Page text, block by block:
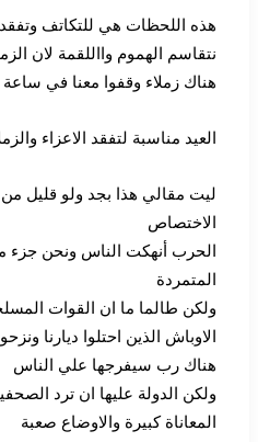
هذه اللحظات هي للتكاتف وتفقد
نتقاسم الهموم وااللقمة لان
هناك زملاء وقفوا معنا في ساعة
العيد مناسبة لتفقد الاعزاء
ليت مقالي هذا بجد ولو قليل
الاختصاص
الحرب أنهكت الناس ونحن جزء
المتمردة
ولكن طالما ما ان القوات
الاوباش الذين احتلوا ديارنا
هناك رب سيفرجها علي الناس
ولكن الدولة عليها ان ترد
المعاناة كبيرة والاوضاع صعبة